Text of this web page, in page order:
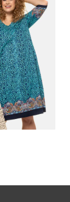
KTÓRE